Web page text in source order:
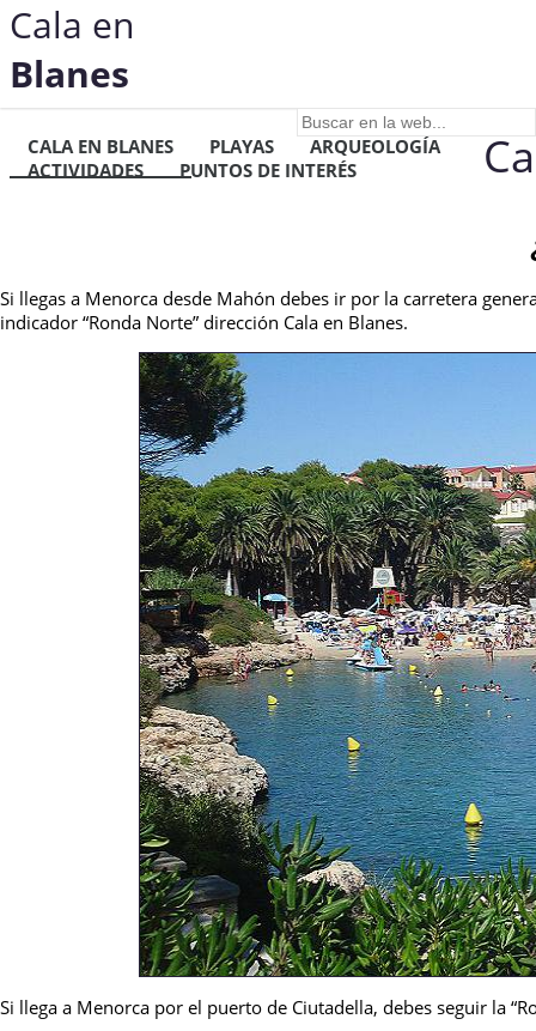
Cala en
Blanes
CALA EN BLANES PLAYAS
ARQUEOLOGÍA
ACTIVIDADES
PUNTOS DE INTERÉS
Si llegas a Menorca desde Mahón debes ir por la carretera
indicador “Ronda Norte” dirección Cala en Blanes.
Si llega a Menorca por el puerto de Ciutadella, debes seguir la